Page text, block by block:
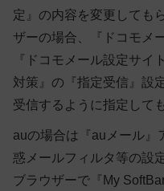
定』の内容を変更しても
ザーの場合、『ドコモメ
『ドコモメール設定サイ
対策』の『指定受信』設
受信するように指定して
auの場合は『auメール
惑メールフィルタ等の設
ブラウザーで『My